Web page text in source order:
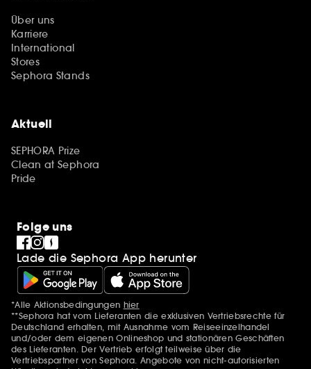
Über uns
Karriere
International
Stores
Sephora Stands
Aktuell
SEPHORA Prize
Clean at Sephora
Pride
Folge uns
Lade die Sephora App herunter
Zusätzlich Erwähnungen
*Alle Aktionsbedingungen hier
**Sephora hat vom Lieferanten die exklusiven Vertriebsrechte für
Deutschland erhalten, mit Ausnahme vom Reiseeinzelhandel
und/oder dem eigenen Onlineshop und stationären Geschäften
des Lieferanten. Der Vertrieb erfolgt teilweise über die
Vertriebspartner von Sephora. Angebote von nicht-autorisierten